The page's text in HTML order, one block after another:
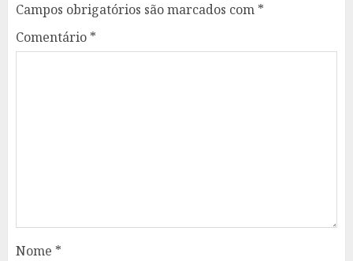
Campos obrigatórios são marcados com *
Comentário *
Nome *